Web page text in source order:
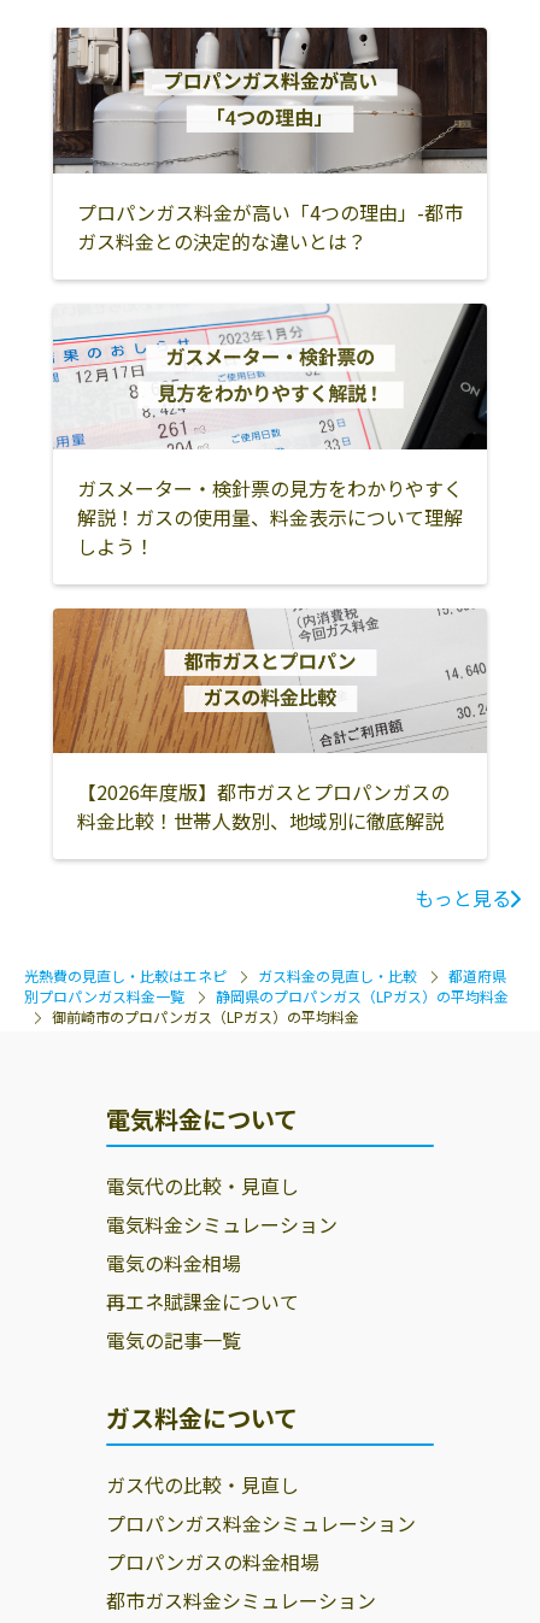
伊豆の国市
沼津市
三島市
御殿場市
裾野市
田方郡函南町
駿東郡清水町
駿東郡長泉町
駿東郡小山町
富士市
富士宮市
静岡市
焼津市
藤枝市
牧之原市
榛原郡吉田町
榛原郡川根本町
御前崎市
掛川市
袋井市
磐田市
周智郡森町
浜松市
湖西市
プロパンガス料金が高い「4つの理由」-都市
ガス料金との決定的な違いとは？
ガスメーター・検針票の見方をわかりやすく
解説！ガスの使用量、料金表示について理解
しよう！
【2026年度版】都市ガスとプロパンガスの
料金比較！世帯人数別、地域別に徹底解説
もっと見る
光熱費の見直し・比較はエネピ ガス料金の見直し・比較
都道府県
別プロパンガス料金一覧
静岡県のプロパンガス（LPガス）の平均料金
御前崎市のプロパンガス（LPガス）の平均料金
電気料金について
電気代の比較・見直し
電気料金シミュレーション
電気の料金相場
再エネ賦課金について
電気の記事一覧
ガス料金について
ガス代の比較・見直し
プロパンガス料金シミュレーション
プロパンガスの料金相場
都市ガス料金シミュレーション